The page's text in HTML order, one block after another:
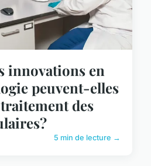
innovations en
peuvent-elles
des
5 min de lecture →